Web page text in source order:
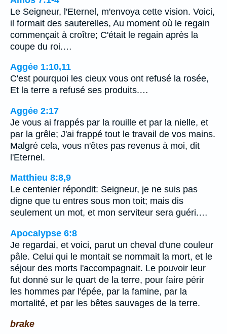
Le Seigneur, l'Eternel, m'envoya cette vision. Voici,
il formait des sauterelles, Au moment où le regain
commençait à croître; C'était le regain après la
coupe du roi.…
Aggée 1:10,11
C'est pourquoi les cieux vous ont refusé la rosée,
Et la terre a refusé ses produits.…
Aggée 2:17
Je vous ai frappés par la rouille et par la nielle, et
par la grêle; J'ai frappé tout le travail de vos mains.
Malgré cela, vous n'êtes pas revenus à moi, dit
l'Eternel.
Matthieu 8:8,9
Le centenier répondit: Seigneur, je ne suis pas
digne que tu entres sous mon toit; mais dis
seulement un mot, et mon serviteur sera guéri.…
Apocalypse 6:8
Je regardai, et voici, parut un cheval d'une couleur
pâle. Celui qui le montait se nommait la mort, et le
séjour des morts l'accompagnait. Le pouvoir leur
fut donné sur le quart de la terre, pour faire périr
les hommes par l'épée, par la famine, par la
mortalité, et par les bêtes sauvages de la terre.
brake